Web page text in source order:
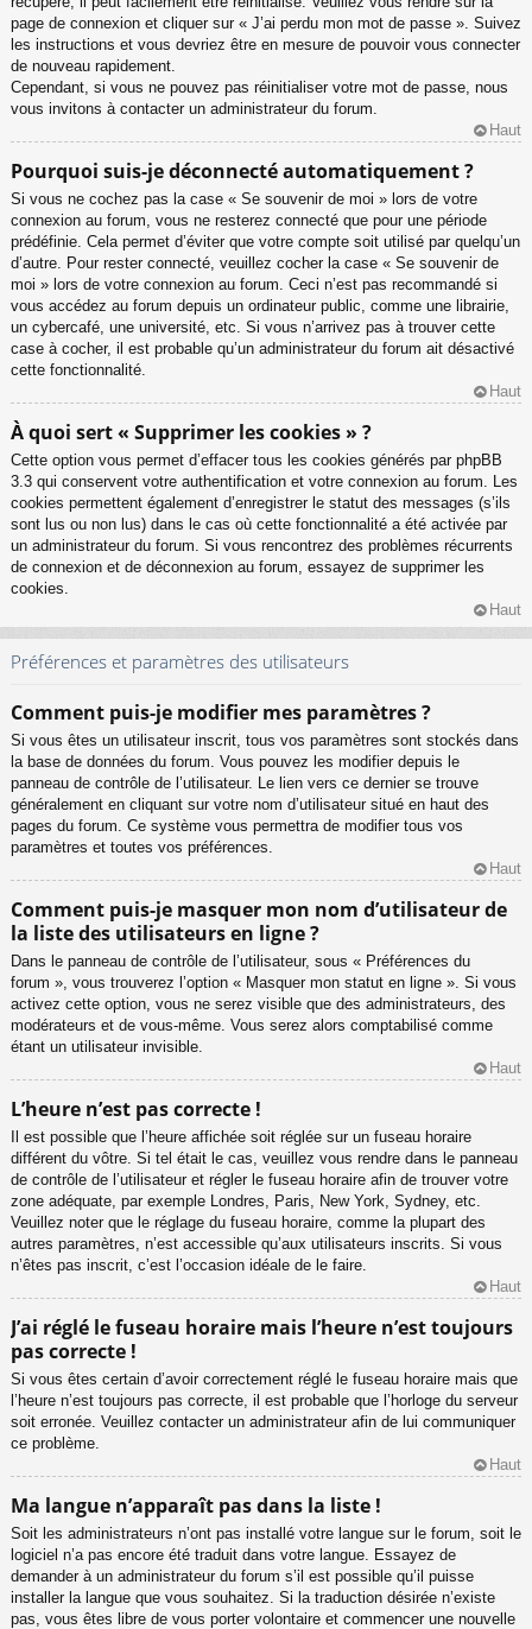
page de connexion et cliquer sur « J’ai perdu mon mot de passe ». Suivez
les instructions et vous devriez être en mesure de pouvoir vous connecter
de nouveau rapidement.
Cependant, si vous ne pouvez pas réinitialiser votre mot de passe, nous
vous invitons à contacter un administrateur du forum.
Haut
Pourquoi suis-je déconnecté automatiquement ?
Si vous ne cochez pas la case « Se souvenir de moi » lors de votre
connexion au forum, vous ne resterez connecté que pour une période
prédéfinie. Cela permet d’éviter que votre compte soit utilisé par quelqu’un
d’autre. Pour rester connecté, veuillez cocher la case « Se souvenir de
moi » lors de votre connexion au forum. Ceci n’est pas recommandé si
vous accédez au forum depuis un ordinateur public, comme une librairie,
un cybercafé, une université, etc. Si vous n’arrivez pas à trouver cette
case à cocher, il est probable qu’un administrateur du forum ait désactivé
cette fonctionnalité.
Haut
À quoi sert « Supprimer les cookies » ?
Cette option vous permet d’effacer tous les cookies générés par phpBB
3.3 qui conservent votre authentification et votre connexion au forum. Les
cookies permettent également d’enregistrer le statut des messages (s’ils
sont lus ou non lus) dans le cas où cette fonctionnalité a été activée par
un administrateur du forum. Si vous rencontrez des problèmes récurrents
de connexion et de déconnexion au forum, essayez de supprimer les
cookies.
Haut
Préférences et paramètres des utilisateurs
Comment puis-je modifier mes paramètres ?
Si vous êtes un utilisateur inscrit, tous vos paramètres sont stockés dans
la base de données du forum. Vous pouvez les modifier depuis le
panneau de contrôle de l’utilisateur. Le lien vers ce dernier se trouve
généralement en cliquant sur votre nom d’utilisateur situé en haut des
pages du forum. Ce système vous permettra de modifier tous vos
paramètres et toutes vos préférences.
Haut
Comment puis-je masquer mon nom d’utilisateur de
la liste des utilisateurs en ligne ?
Dans le panneau de contrôle de l’utilisateur, sous « Préférences du
forum », vous trouverez l’option « Masquer mon statut en ligne ». Si vous
activez cette option, vous ne serez visible que des administrateurs, des
modérateurs et de vous-même. Vous serez alors comptabilisé comme
étant un utilisateur invisible.
Haut
L’heure n’est pas correcte !
Il est possible que l’heure affichée soit réglée sur un fuseau horaire
différent du vôtre. Si tel était le cas, veuillez vous rendre dans le panneau
de contrôle de l’utilisateur et régler le fuseau horaire afin de trouver votre
zone adéquate, par exemple Londres, Paris, New York, Sydney, etc.
Veuillez noter que le réglage du fuseau horaire, comme la plupart des
autres paramètres, n’est accessible qu’aux utilisateurs inscrits. Si vous
n’êtes pas inscrit, c’est l’occasion idéale de le faire.
Haut
J’ai réglé le fuseau horaire mais l’heure n’est toujours
pas correcte !
Si vous êtes certain d’avoir correctement réglé le fuseau horaire mais que
l’heure n’est toujours pas correcte, il est probable que l’horloge du serveur
soit erronée. Veuillez contacter un administrateur afin de lui communiquer
ce problème.
Haut
Ma langue n’apparaît pas dans la liste !
Soit les administrateurs n’ont pas installé votre langue sur le forum, soit le
logiciel n’a pas encore été traduit dans votre langue. Essayez de
demander à un administrateur du forum s’il est possible qu’il puisse
installer la langue que vous souhaitez. Si la traduction désirée n’existe
pas, vous êtes libre de vous porter volontaire et commencer une nouvelle